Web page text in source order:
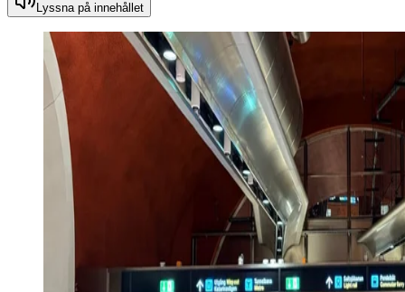
Lyssna på innehållet